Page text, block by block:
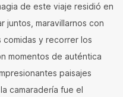
de este viaje residió en
juntos, maravillarnos con
y recorrer los
momentos de auténtica
paisajes
camaradería fue el